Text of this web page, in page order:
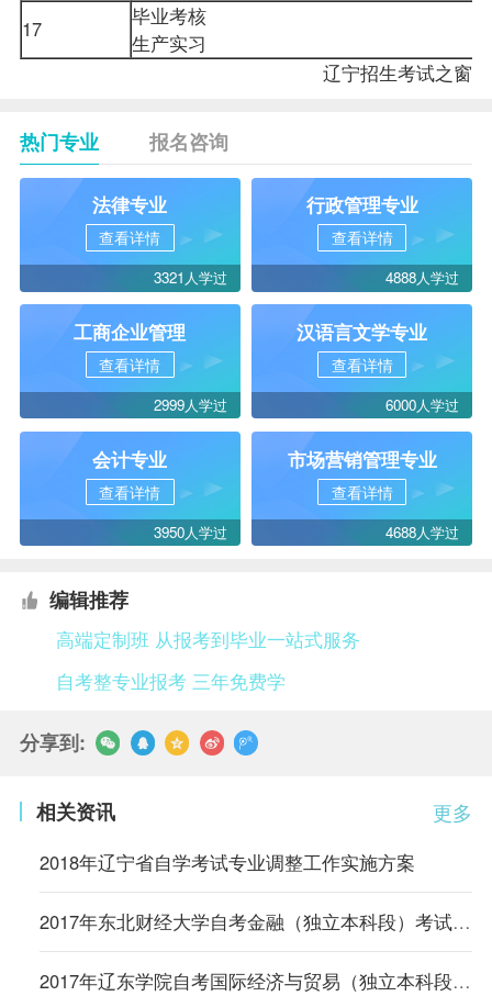
17
毕业考核
生产实习
辽宁招生考试之窗
热门专业 报名咨询
法律专业
查看详情
3321人学过
行政管理专业
查看详情
4888人学过
工商企业管理
查看详情
2999人学过
汉语言文学专业
查看详情
6000人学过
会计专业
查看详情
3950人学过
市场营销管理专业
查看详情
4688人学过
编辑推荐
高端定制班 从报考到毕业一站式服务
自考整专业报考 三年免费学
分享到:
更多
相关资讯
2018年辽宁省自学考试专业调整工作实施方案
2017年东北财经大学自考金融（独立本科段）考试计划
2017年辽东学院自考国际经济与贸易（独立本科段）考试计划